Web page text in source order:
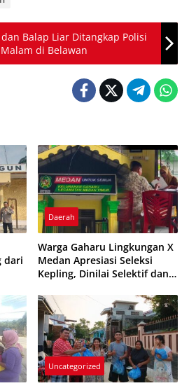
Balap Liar Ditangkap Polisi
di Belawan
dari
Daerah
Warga Gaharu Lingkungan X
Medan Apresiasi Seleksi
Kepling, Dinilai Selektif dan
Uncategorized